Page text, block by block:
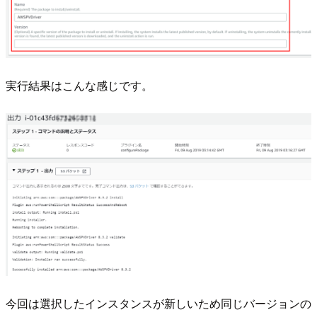
実行結果はこんな感じです。
今回は選択したインスタンスが新しいため同じバージョンの